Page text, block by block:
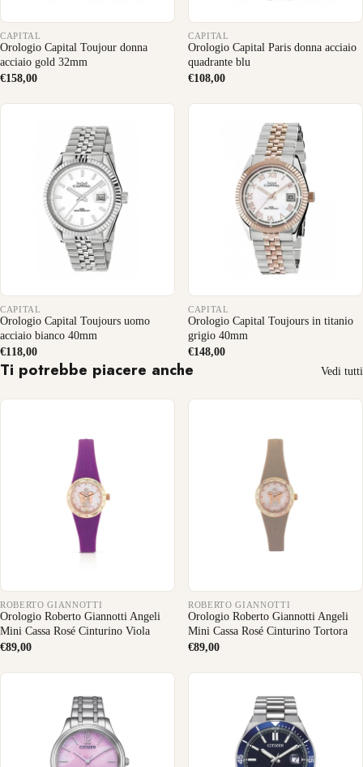
CAPITAL
Orologio Capital Toujour donna
acciaio gold 32mm
€158,00
CAPITAL
Orologio Capital Paris donna acciaio
quadrante blu
€108,00
CAPITAL
Orologio Capital Toujours uomo
acciaio bianco 40mm
€118,00
CAPITAL
Orologio Capital Toujours in titanio
grigio 40mm
€148,00
Ti potrebbe piacere anche Vedi tutti
ROBERTO GIANNOTTI
Orologio Roberto Giannotti Angeli
Mini Cassa Rosé Cinturino Viola
€89,00
ROBERTO GIANNOTTI
Orologio Roberto Giannotti Angeli
Mini Cassa Rosé Cinturino Tortora
€89,00